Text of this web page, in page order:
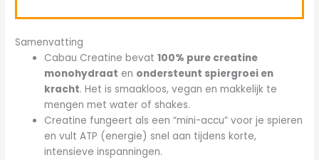
Samenvatting
Cabau Creatine bevat100% pure creatine
monohydraat en ondersteunt spiergroei en
kracht. Het is smaakloos, vegan en makkelijk te
mengen met water of shakes.
Creatine fungeert als een “mini-accu” voor je spieren
en vult ATP (energie) snel aan tijdens korte,
intensieve inspanningen.